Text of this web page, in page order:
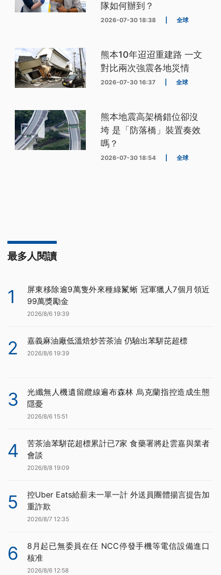
隊如何辦到？
2026-07-30 18:38 全球
熊本10年迢迢重建路 一文
對比兩次強震各地災情
2026-07-30 16:37 全球
熊本地震高架橋錯位卻沒
垮 是「防落橋」裝置奏效
嗎？
2026-07-30 18:54 全球
最多人閱讀
1
屏東移除逾9萬隻外來種綠鬣蜥 冠軍獵人7個月領近
99萬獎勵金
2026/8/6 19:39
2 嘉義麻油廠低溫焙炒苦茶油 仍驗出苯駢芘超標
2026/8/6 19:39
3
光纖無人機遺留纜線遍布森林 烏克蘭指控造成生態
隱憂
2026/8/6 15:51
4
苦茶油苯駢芘超標累計已7家 食藥署將赴雲嘉與業者
會談
2026/8/8 19:09
5
控Uber Eats給薪未一單一計 外送員團體揚言提告加
重詐欺
2026/8/7 12:35
6
8月起已無委員在任 NCC停發手機等電信設備進口
核准
2026/8/6 12:58